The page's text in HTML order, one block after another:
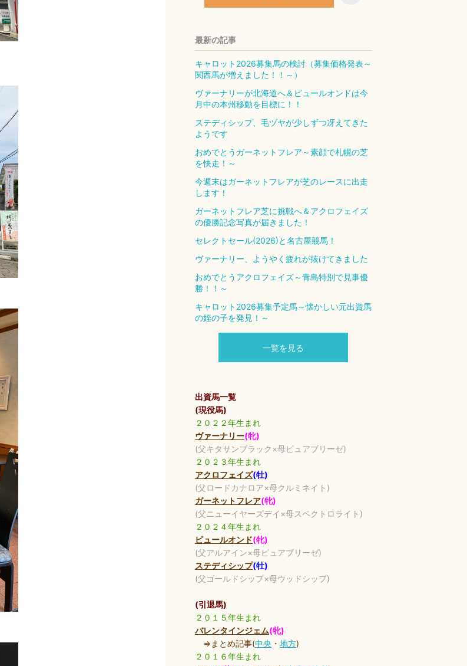
最新の記事
キャロット2026募集馬の検討（募集価格発表～
関西馬が増えました！！～）
ヴァーナリーが北海道へ＆ピュールオンドは今
月中の本州移動を目標に！！
ステディシップ、毛ヅヤが少しずつ冴えてきた
ようです
おめでとうガーネットフレア～素顔で札幌の芝
を快走！～
今週末はガーネットフレアが芝のレースに出走
します！
ガーネットフレア芝に挑戦へ＆アクロフェイズ
の優勝記念写真が届きました！
セレクトセール(2026)と名古屋競馬！
ヴァーナリー、ようやく疲れが抜けてきました
おめでとうアクロフェイズ～青島特別で見事優
勝！！～
キャロット2026募集予定馬～懐かしい元出資馬
の姪の子を発見！～
一覧を見る
出資馬一覧
(現役馬)
２０２２年生まれ
ヴァーナリー(牝)
(父キタサンブラック×母ピュアブリーゼ)
２０２３年生まれ
アクロフェイズ(牡)
(父ロードカナロア×母クルミネイト)
ガーネットフレア(牝)
(父ニューイヤーズデイ×母スペクトロライト)
２０２４年生まれ
ピュールオンド(牝)
(父アルアイン×母ピュアブリーゼ)
ステディシップ(牡)
(父ゴールドシップ×母ウッドシップ)
(引退馬)
２０１５年生まれ
バレンタインジェム(牝)
⇒まとめ記事(中央 ・ 地方)
２０１６年生まれ